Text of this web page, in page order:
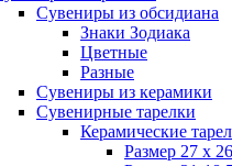
Сувениры из обсидиана
Знаки Зодиака
Цветные
Разные
Сувениры из керамики
Сувенирные тарелки
Керамические
Размер 27 х